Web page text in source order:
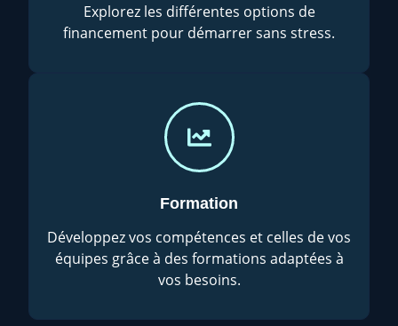
Explorez les différentes options de
financement pour démarrer sans stress.
Formation
Développez vos compétences et celles de vos
équipes grâce à des formations adaptées à
vos besoins.